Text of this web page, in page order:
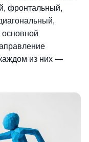
фронтальный,
основной
из них —